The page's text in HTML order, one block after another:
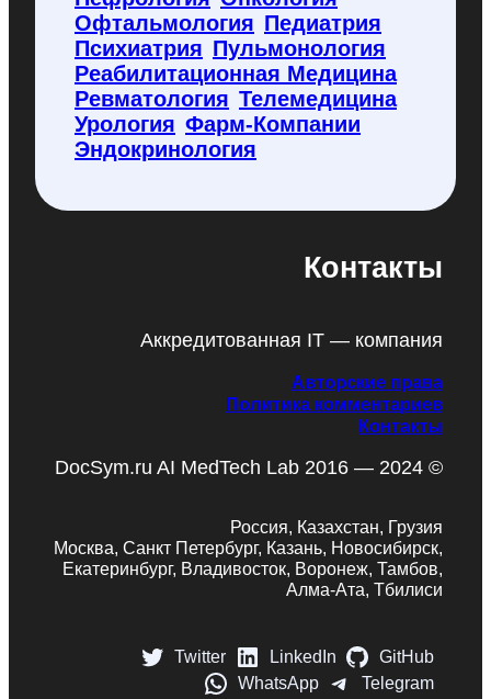
Офтальмология Педиатрия
Психиатрия Пульмонология
Реабилитационная Медицина
Ревматология Телемедицина
Урология Фарм-Компании
Эндокринология
Контакты
Аккредитованная IT — компания
Авторские права
Политика комментариев
Контакты
DocSym.ru AI MedTech Lab 2016 — 2024 ©
Россия, Казахстан, Грузия
Москва, Санкт Петербург, Казань, Новосибирск,
Екатеринбург, Владивосток, Воронеж, Тамбов,
Алма-Ата, Тбилиси
Twitter LinkedIn
GitHub
WhatsApp
Telegram